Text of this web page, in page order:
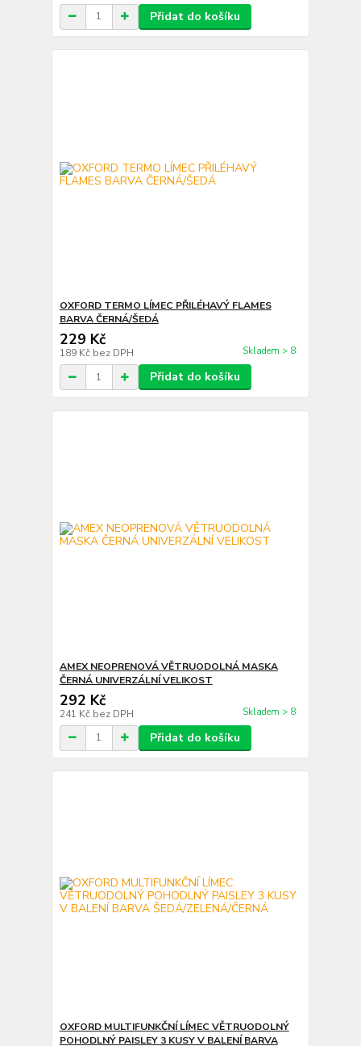
Přidat do košíku
OXFORD TERMO LÍMEC PŘILÉHAVÝ FLAMES
BARVA ČERNÁ/ŠEDÁ
229 Kč
189 Kč bez DPH Skladem > 8
Přidat do košíku
AMEX NEOPRENOVÁ VĚTRUODOLNÁ MASKA
ČERNÁ UNIVERZÁLNÍ VELIKOST
292 Kč
241 Kč bez DPH Skladem > 8
Přidat do košíku
OXFORD MULTIFUNKČNÍ LÍMEC VĚTRUODOLNÝ
POHODLNÝ PAISLEY 3 KUSY V BALENÍ BARVA